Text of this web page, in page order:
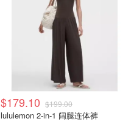
$179.10 $199.00
lululemon 2-in-1 阔腿连体裤